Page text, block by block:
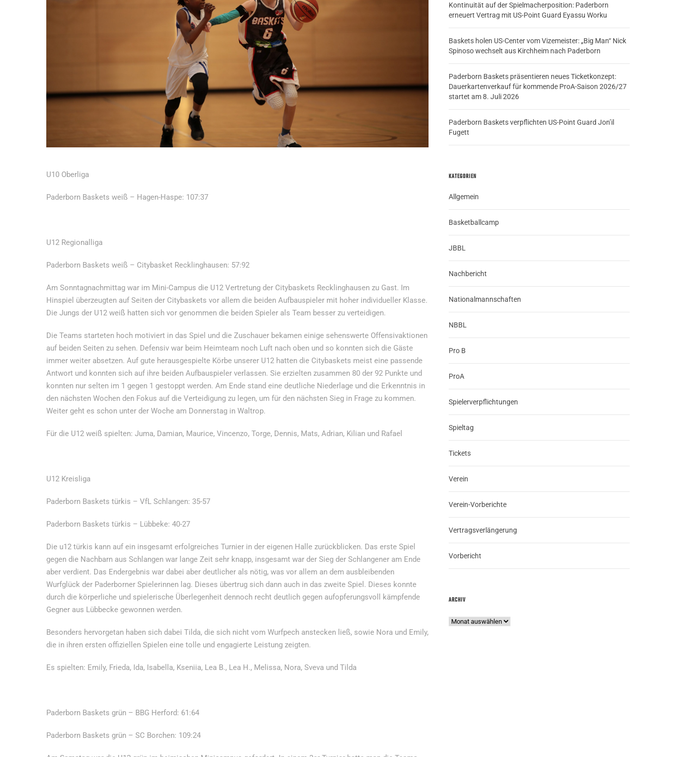
U10 Oberliga
Paderborn Baskets weiß – Hagen-Haspe: 107:37
U12 Regionalliga
Paderborn Baskets weiß – Citybasket Recklinghausen: 57:92
Am Sonntagnachmittag war im Mini-Campus die U12 Vertretung der Citybaskets Recklinghausen zu Gast. Im
Hinspiel überzeugten auf Seiten der Citybaskets vor allem die beiden Aufbauspieler mit hoher individueller Klasse.
Die Jungs der U12 weiß hatten sich vor genommen die beiden Spieler als Team besser zu verteidigen.
Die Teams starteten hoch motiviert in das Spiel und die Zuschauer bekamen einige sehenswerte Offensivaktionen
auf beiden Seiten zu sehen. Defensiv war beim Heimteam noch Luft nach oben und so konnten sich die Gäste
immer weiter absetzen. Auf gute herausgespielte Körbe unserer U12 hatten die Citybaskets meist eine passende
Antwort und konnten sich auf ihre beiden Aufbauspieler verlassen. Sie erzielten zusammen 80 der 92 Punkte und
konnten nur selten im 1 gegen 1 gestoppt werden. Am Ende stand eine deutliche Niederlage und die Erkenntnis in
den nächsten Wochen den Fokus auf die Verteidigung zu legen, um für den nächsten Sieg in Frage zu kommen.
Weiter geht es schon unter der Woche am Donnerstag in Waltrop.
Für die U12 weiß spielten: Juma, Damian, Maurice, Vincenzo, Torge, Dennis, Mats, Adrian, Kilian und Rafael
U12 Kreisliga
Paderborn Baskets türkis – VfL Schlangen: 35-57
Paderborn Baskets türkis – Lübbeke: 40-27
Die u12 türkis kann auf ein insgesamt erfolgreiches Turnier in der eigenen Halle zurückblicken. Das erste Spiel
gegen die Nachbarn aus Schlangen war lange Zeit sehr knapp, insgesamt war der Sieg der Schlangener am Ende
aber verdient. Das Endergebnis war dabei aber deutlicher als nötig, was vor allem an dem ausbleibenden
Wurfglück der Paderborner Spielerinnen lag. Dieses übertrug sich dann auch in das zweite Spiel. Dieses konnte
durch die körperliche und spielerische Überlegenheit dennoch recht deutlich gegen aufopferungsvoll kämpfende
Gegner aus Lübbecke gewonnen werden.
Besonders hervorgetan haben sich dabei Tilda, die sich nicht vom Wurfpech anstecken ließ, sowie Nora und Emily,
die in ihren ersten offiziellen Spielen eine tolle und engagierte Leistung zeigten.
Es spielten: Emily, Frieda, Ida, Isabella, Kseniia, Lea B., Lea H., Melissa, Nora, Sveva und Tilda
Paderborn Baskets grün – BBG Herford: 61:64
Paderborn Baskets grün – SC Borchen: 109:24
Kontinuität auf der Spielmacherposition: Paderborn
erneuert Vertrag mit US-Point Guard Eyassu Worku
Baskets holen US-Center vom Vizemeister: „Big Man“ Nick
Spinoso wechselt aus Kirchheim nach Paderborn
Paderborn Baskets präsentieren neues Ticketkonzept:
Dauerkartenverkauf für kommende ProA-Saison 2026/27
startet am 8. Juli 2026
Paderborn Baskets verpflichten US-Point Guard Jon’il
Fugett
KATEGORIEN
Allgemein
Basketballcamp
JBBL
Nachbericht
Nationalmannschaften
NBBL
Pro B
ProA
Spielerverpflichtungen
Spieltag
Tickets
Verein
Verein-Vorberichte
Vertragsverlängerung
Vorbericht
ARCHIV